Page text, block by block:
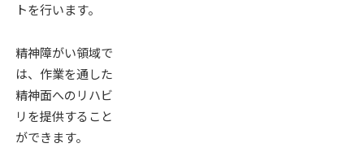
トを行います。
精神障がい領域で
は、作業を通した
精神面へのリハビ
リを提供すること
ができます。